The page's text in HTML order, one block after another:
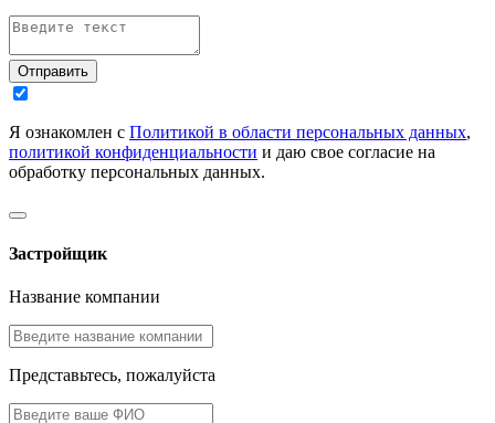
Отправить
Я ознакомлен с Политикой в области персональных данных,
политикой конфиденциальности и даю свое согласие на
обработку персональных данных.
Застройщик
Название компании
Представьтесь, пожалуйста